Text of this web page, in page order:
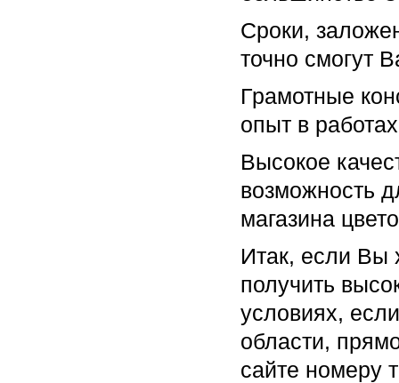
Сроки,
точно смогут
Грамотные
опыт в
Высокое
возможность
магазина
Итак, если Вы
получить
условиях,
области,
сайте номеру